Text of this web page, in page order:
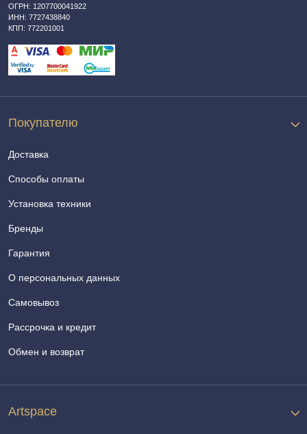
ОГРН: 1207700041922
ИНН: 7727438840
КПП: 772201001
Покупателю
Доставка
Способы оплаты
Установка техники
Бренды
Гарантия
О персональных данных
Самовывоз
Рассрочка и кредит
Обмен и возврат
Artspace